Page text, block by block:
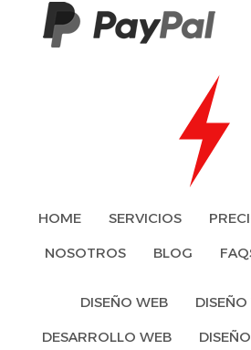
HOME SERVICIOS
NOSOTROS
BLOG
DISEÑO WEB
DESARROLLO WEB